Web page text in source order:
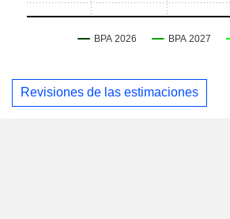
Revisiones de las estimaciones